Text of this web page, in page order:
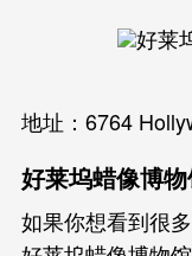
地址：6764
好莱坞蜡像博
如果你想看到很